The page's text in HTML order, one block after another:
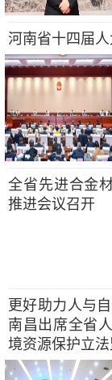
河南省十四届
全省先进合金
推进会议召开
更好助力人与
南昌出席全省
境资源保护立